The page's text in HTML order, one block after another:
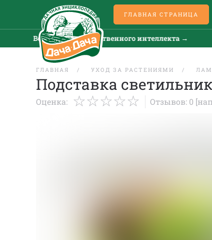
ГЛАВНАЯ СТРАНИЦА
Все новости искусственного интеллекта →
ГЛАВНАЯ УХОД ЗА РАСТЕНИЯМИ
Подставка
Оценка: Отзывов: 0